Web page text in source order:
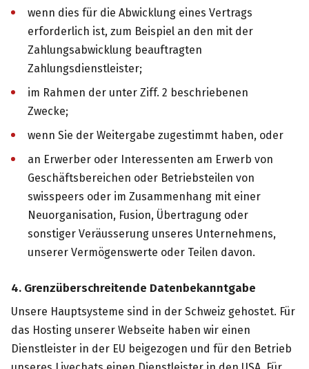
wenn dies für die Abwicklung eines Vertrags
erforderlich ist, zum Beispiel an den mit der
Zahlungsabwicklung beauftragten
Zahlungsdienstleister;
im Rahmen der unter Ziff. 2 beschriebenen
Zwecke;
wenn Sie der Weitergabe zugestimmt haben, oder
an Erwerber oder Interessenten am Erwerb von
Geschäftsbereichen oder Betriebsteilen von
swisspeers oder im Zusammenhang mit einer
Neuorganisation, Fusion, Übertragung oder
sonstiger Veräusserung unseres Unternehmens,
unserer Vermögenswerte oder Teilen davon.
4. Grenzüberschreitende Datenbekanntgabe
Unsere Hauptsysteme sind in der Schweiz gehostet. Für
das Hosting unserer Webseite haben wir einen
Dienstleister in der EU beigezogen und für den Betrieb